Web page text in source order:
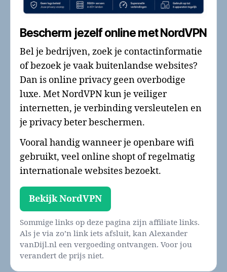
Bescherm jezelf online met NordVPN
Bel je bedrijven, zoek je contactinformatie
of bezoek je vaak buitenlandse websites?
Dan is online privacy geen overbodige
luxe. Met NordVPN kun je veiliger
internetten, je verbinding versleutelen en
je privacy beter beschermen.
Vooral handig wanneer je openbare wifi
gebruikt, veel online shopt of regelmatig
internationale websites bezoekt.
Bekijk NordVPN
Sommige links op deze pagina zijn affiliate links.
Als je via zo’n link iets afsluit, kan Alexander
vanDijl.nl een vergoeding ontvangen. Voor jou
verandert de prijs niet.